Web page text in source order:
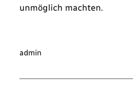
unmöglich machten.
admin